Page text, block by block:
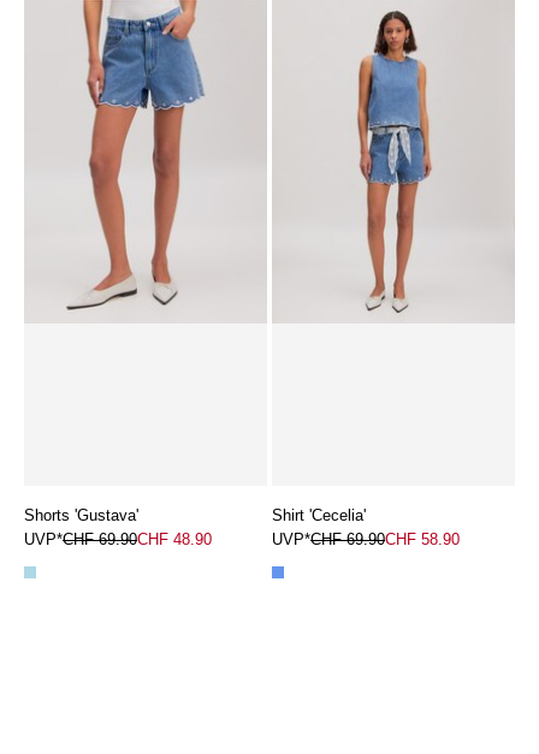
Rock 'Jackie'
CHF 69.90 CHF 48.90 CHF 64.90 CHF 44.90
Shorts 'Gustava'
UVP*CHF 69.90CHF 48.90
Shirt 'Cecelia'
UVP*CHF 69.90CHF 58.90